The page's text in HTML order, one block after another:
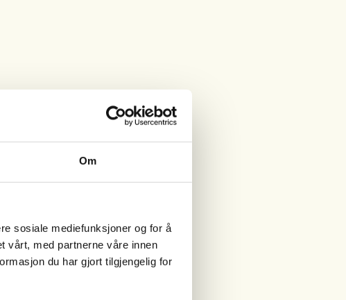
Om
sosiale mediefunksjoner og for å
vårt, med partnerne våre innen
du har gjort tilgjengelig for